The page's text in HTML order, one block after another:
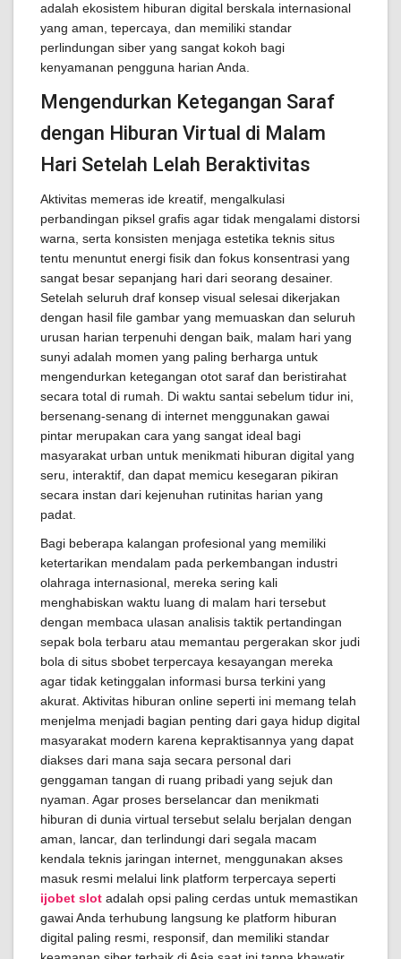
adalah ekosistem hiburan digital berskala internasional
yang aman, tepercaya, dan memiliki standar
perlindungan siber yang sangat kokoh bagi
kenyamanan pengguna harian Anda.
Mengendurkan Ketegangan Saraf
dengan Hiburan Virtual di Malam
Hari Setelah Lelah Beraktivitas
Aktivitas memeras ide kreatif, mengalkulasi
perbandingan piksel grafis agar tidak mengalami distorsi
warna, serta konsisten menjaga estetika teknis situs
tentu menuntut energi fisik dan fokus konsentrasi yang
sangat besar sepanjang hari dari seorang desainer.
Setelah seluruh draf konsep visual selesai dikerjakan
dengan hasil file gambar yang memuaskan dan seluruh
urusan harian terpenuhi dengan baik, malam hari yang
sunyi adalah momen yang paling berharga untuk
mengendurkan ketegangan otot saraf dan beristirahat
secara total di rumah. Di waktu santai sebelum tidur ini,
bersenang-senang di internet menggunakan gawai
pintar merupakan cara yang sangat ideal bagi
masyarakat urban untuk menikmati hiburan digital yang
seru, interaktif, dan dapat memicu kesegaran pikiran
secara instan dari kejenuhan rutinitas harian yang
padat.
Bagi beberapa kalangan profesional yang memiliki
ketertarikan mendalam pada perkembangan industri
olahraga internasional, mereka sering kali
menghabiskan waktu luang di malam hari tersebut
dengan membaca ulasan analisis taktik pertandingan
sepak bola terbaru atau memantau pergerakan skor judi
bola di situs sbobet terpercaya kesayangan mereka
agar tidak ketinggalan informasi bursa terkini yang
akurat. Aktivitas hiburan online seperti ini memang telah
menjelma menjadi bagian penting dari gaya hidup digital
masyarakat modern karena kepraktisannya yang dapat
diakses dari mana saja secara personal dari
genggaman tangan di ruang pribadi yang sejuk dan
nyaman. Agar proses berselancar dan menikmati
hiburan di dunia virtual tersebut selalu berjalan dengan
aman, lancar, dan terlindungi dari segala macam
kendala teknis jaringan internet, menggunakan akses
masuk resmi melalui link platform terpercaya seperti
ijobet slot adalah opsi paling cerdas untuk memastikan
gawai Anda terhubung langsung ke platform hiburan
digital paling resmi, responsif, dan memiliki standar